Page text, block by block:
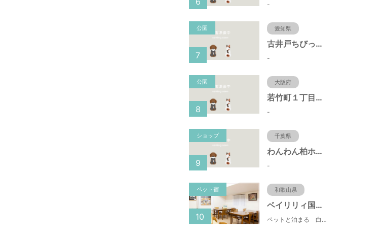
-
公園 愛知県
古井戸ちびっ子広場（愛知県大府市）
-
7
公園 大阪府
若竹町１丁目第３公園（大阪府豊中市）
-
8
ショップ 千葉県
わんわん柏ホームビレッジ（老犬ホーム・老犬ホテル）
-
9
ペット宿 和歌山県
ベイリリィ国民宿舎しらゆり荘
ペットと泊まる 白浜温泉 ベイリリィ国民宿舎しらゆり荘
10